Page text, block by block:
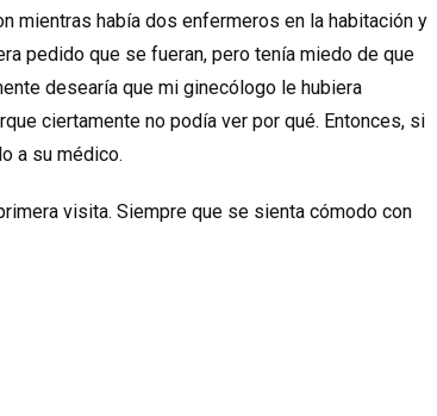
mientras había dos enfermeros en la habitación y
pedido que se fueran, pero tenía miedo de que
desearía que mi ginecólogo le hubiera
ciertamente no podía ver por qué. Entonces, si
a su médico.
visita. Siempre que se sienta cómodo con